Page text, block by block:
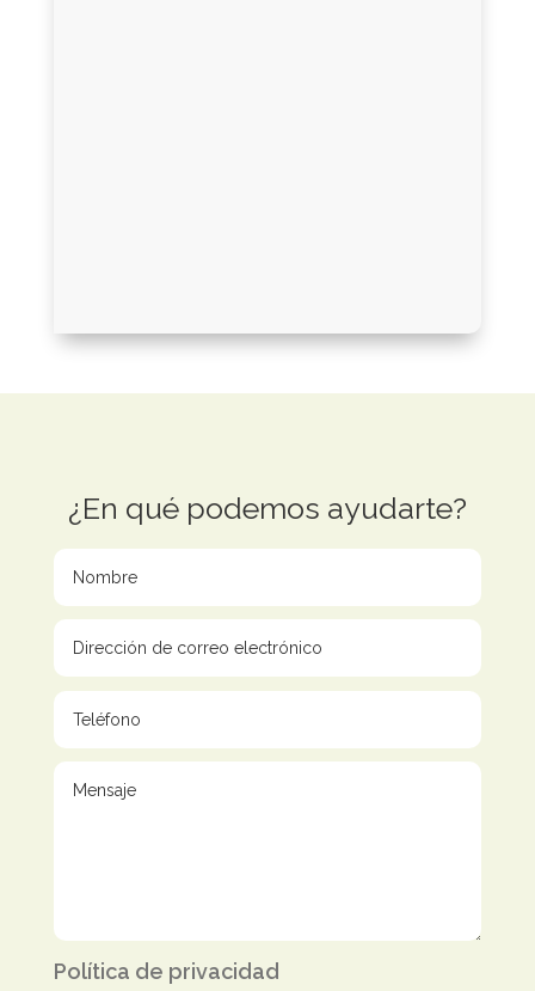
¿En qué podemos ayudarte?
Política de privacidad